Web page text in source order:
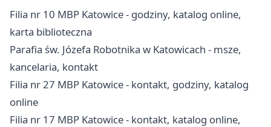
Filia nr 10 MBP Katowice - godziny, katalog online,
karta biblioteczna
Parafia św. Józefa Robotnika w Katowicach - msze,
kancelaria, kontakt
Filia nr 27 MBP Katowice - kontakt, godziny, katalog
online
Filia nr 17 MBP Katowice - kontakt, katalog online,